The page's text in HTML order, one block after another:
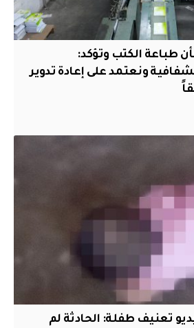
طباعة الكتب وتؤكد:
ونعتمد على إعادة تدوير
تعنيف طفلة: الحادثة لم